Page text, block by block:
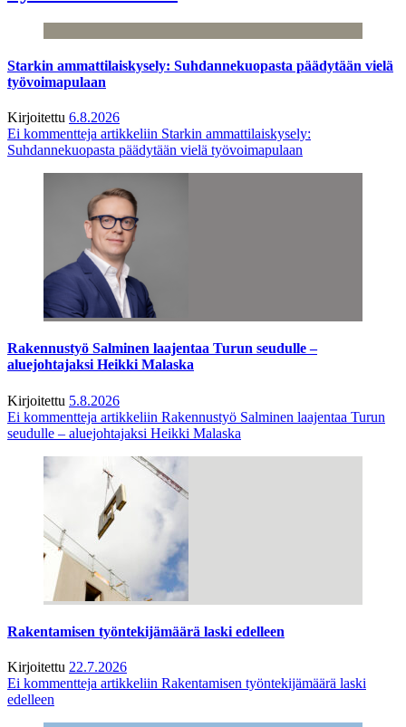
Starkin ammattilaiskysely: Suhdannekuopasta päädytään vielä
työvoimapulaan
Kirjoitettu 6.8.2026
Ei kommentteja artikkeliin Starkin ammattilaiskysely:
Suhdannekuopasta päädytään vielä työvoimapulaan
Rakennustyö Salminen laajentaa Turun seudulle –
aluejohtajaksi Heikki Malaska
Kirjoitettu 5.8.2026
Ei kommentteja artikkeliin Rakennustyö Salminen laajentaa Turun
seudulle – aluejohtajaksi Heikki Malaska
Rakentamisen työntekijämäärä laski edelleen
Kirjoitettu 22.7.2026
Ei kommentteja artikkeliin Rakentamisen työntekijämäärä laski
edelleen